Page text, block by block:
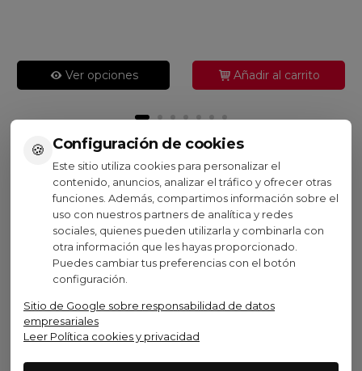
🍪 Configuración de cookies
Este sitio utiliza cookies para personalizar el
contenido, anuncios, analizar el tráfico y ofrecer otras
funciones. Además, compartimos información sobre el
uso con nuestros partners de analítica y redes
sociales, quienes pueden utilizarla y combinarla con
otra información que les hayas proporcionado.
Puedes cambiar tus preferencias con el botón
configuración.
Sitio de Google sobre responsabilidad de datos
empresariales
Leer Política cookies y privacidad
Ver opciones Añadir al carrito
Visto recientemente
Shimano
Maneta Freno Shimano
BL-MT200
10,99 € (IVA inc.)